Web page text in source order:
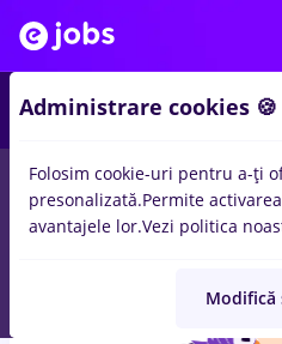
locuri de muncacu salarii job
StudentinConstructii / Instalatii,
Administrare cookies 🍪
Folosim cookie-uri pentru a-ți
presonalizată.Permite
avantajele lor.Vezi politica
Modifică